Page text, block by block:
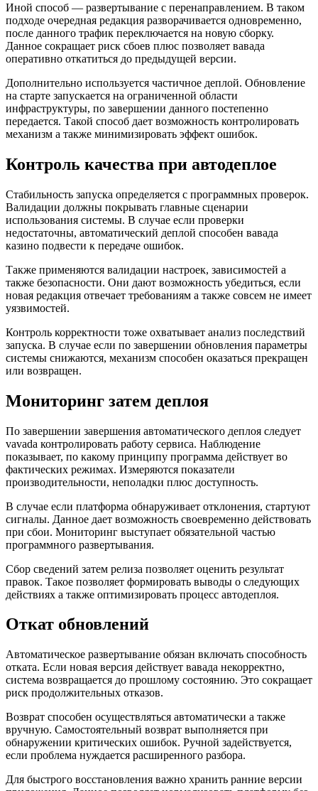
Иной способ — развертывание с перенаправлением. В таком
подходе очередная редакция разворачивается одновременно,
после данного трафик переключается на новую сборку.
Данное сокращает риск сбоев плюс позволяет вавада
оперативно откатиться до предыдущей версии.
Дополнительно используется частичное деплой. Обновление
на старте запускается на ограниченной области
инфраструктуры, по завершении данного постепенно
передается. Такой способ дает возможность контролировать
механизм а также минимизировать эффект ошибок.
Контроль качества при автодеплое
Стабильность запуска определяется с программных проверок.
Валидации должны покрывать главные сценарии
использования системы. В случае если проверки
недостаточны, автоматический деплой способен вавада
казино подвести к передаче ошибок.
Также применяются валидации настроек, зависимостей а
также безопасности. Они дают возможность убедиться, если
новая редакция отвечает требованиям а также совсем не имеет
уязвимостей.
Контроль корректности тоже охватывает анализ последствий
запуска. В случае если по завершении обновления параметры
системы снижаются, механизм способен оказаться прекращен
или возвращен.
Мониторинг затем деплоя
По завершении завершения автоматического деплоя следует
vavada контролировать работу сервиса. Наблюдение
показывает, по какому принципу программа действует во
фактических режимах. Измеряются показатели
производительности, неполадки плюс доступность.
В случае если платформа обнаруживает отклонения, стартуют
сигналы. Данное дает возможность своевременно действовать
при сбои. Мониторинг выступает обязательной частью
программного развертывания.
Сбор сведений затем релиза позволяет оценить результат
правок. Такое позволяет формировать выводы о следующих
действиях а также оптимизировать процесс автодеплоя.
Откат обновлений
Автоматическое развертывание обязан включать способность
отката. Если новая версия действует вавада некорректно,
система возвращается до прошлому состоянию. Это сокращает
риск продолжительных отказов.
Возврат способен осуществляться автоматически а также
вручную. Самостоятельный возврат выполняется при
обнаружении критических ошибок. Ручной задействуется,
если проблема нуждается расширенного разбора.
Для быстрого восстановления важно хранить ранние версии